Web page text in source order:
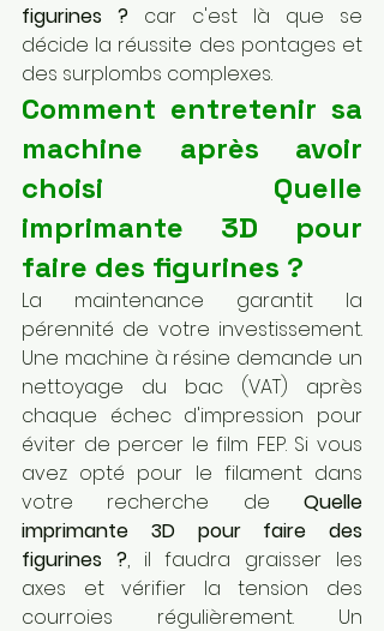
figurines ? car c'est là que se
décide la réussite des pontages et
des surplombs complexes.
Comment entretenir sa
machine après avoir
choisi Quelle
imprimante 3D pour
faire des figurines ?
La maintenance garantit la
pérennité de votre investissement.
Une machine à résine demande un
nettoyage du bac (VAT) après
chaque échec d'impression pour
éviter de percer le film FEP. Si vous
avez opté pour le filament dans
votre recherche de Quelle
imprimante 3D pour faire des
figurines ?, il faudra graisser les
axes et vérifier la tension des